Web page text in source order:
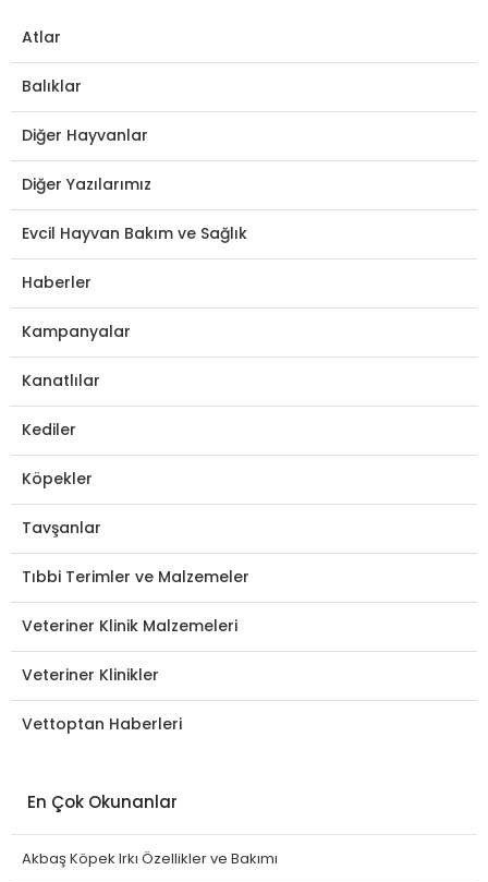
Atlar
Balıklar
Diğer Hayvanlar
Diğer Yazılarımız
Evcil Hayvan Bakım ve Sağlık
Haberler
Kampanyalar
Kanatlılar
Kediler
Köpekler
Tavşanlar
Tıbbi Terimler ve Malzemeler
Veteriner Klinik Malzemeleri
Veteriner Klinikler
Vettoptan Haberleri
En Çok Okunanlar
Akbaş Köpek Irkı Özellikler ve Bakımı